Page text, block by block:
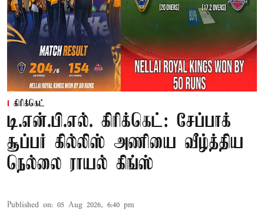
கிரிக்கெட்
டி.என்.பி.எல். கிரிக்கெட்: சேப்பாக்
சூப்பர் கில்லிஸ் அணியை வீழ்த்திய
நெல்லை ராயல் கிங்ஸ்
Published on: 05 Aug 2026, 6:40 pm